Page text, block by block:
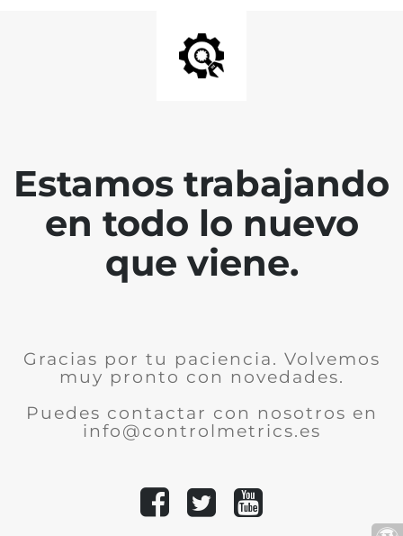
Estamos trabajando
en todo lo nuevo
que viene.
Gracias por tu paciencia. Volvemos
muy pronto con novedades.
Puedes contactar con nosotros en
info@controlmetrics.es